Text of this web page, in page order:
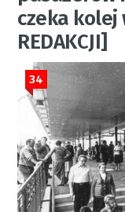
czeka kolej
REDAKCJI]
34